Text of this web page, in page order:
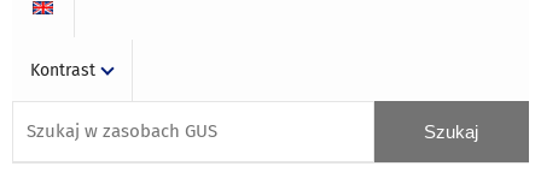
Kontrast